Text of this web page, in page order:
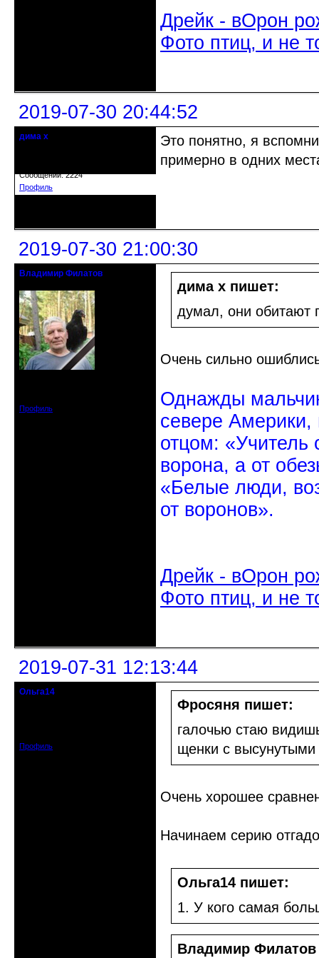
Дрейк - вОрон
Фото птиц, и не
2019-07-30 20:44:52
дима х
Сообщений: 2224
Профиль
Это понятно, я
примерно в одних
2019-07-30 21:00:30
Владимир Филатов
Профиль
дима х пишет:
думал, они обитают
Очень сильно
Однажды
севере
отцом: «Учитель
ворона, а от
«Белые люди,
от воронов».
Дрейк - вОрон
Фото птиц, и не
2019-07-31 12:13:44
Ольга14
Профиль
Фросяня пишет:
галочью стаю
щенки с
Очень хорошее
Начинаем серию
Ольга14 пишет:
1. У кого самая
Владимир